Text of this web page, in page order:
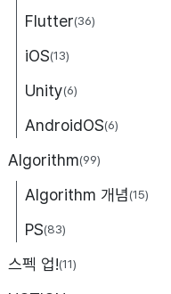
Flutter(36)
iOS(13)
Unity(6)
AndroidOS(6)
Algorithm(99)
Algorithm 개념(15)
PS(83)
스펙 업!(11)